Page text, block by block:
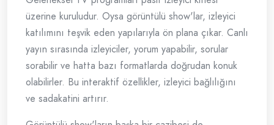
üzerine kuruludur. Oysa görüntülü show'lar, izleyici
katılımını teşvik eden yapılarıyla ön plana çıkar. Canlı
yayın sırasında izleyiciler, yorum yapabilir, sorular
sorabilir ve hatta bazı formatlarda doğrudan konuk
olabilirler. Bu interaktif özellikler, izleyici bağlılığını
ve sadakatini artırır.